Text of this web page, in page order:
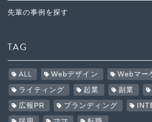
先輩の事例を探す
TAG
ALL Webデザイン Webマー
ライティング 起業 副業
広報PR ブランディング